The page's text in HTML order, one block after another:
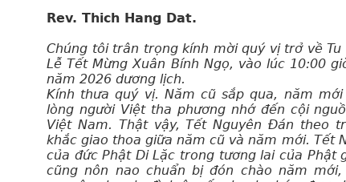
Rev. Thich Hang Dat.
Chúng tôi trân trọng kính mời quý vị trở về
Lễ Tết Mừng Xuân Bính Ngọ, vào lúc 10:00
năm 2026 dương lịch.
Kính thưa quý vị. Năm cũ sắp qua, năm
lòng người Việt tha phương nhớ đến cội
Việt Nam. Thật vậy, Tết Nguyên Đán theo
khắc giao thoa giữa năm cũ và năm mới. Tết
của đức Phật Di Lặc trong tương lai của Phật
cũng nôn nao chuẩn bị đón chào năm